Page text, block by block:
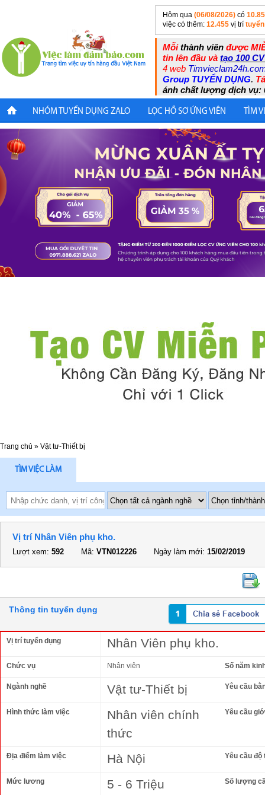
Hôm qua (06/08/2026) có
việc có thêm: 12.455 vị trí
Mỗithành viên được
tin lên đầu và tạo 100
4 web
Group TUYỂN DỤNG.
ánh chất lượng dịch vụ:
NHÓM TUYỂN DỤNG ZALO LỌC HỒ SƠ ỨNG VIÊN TÌM
Trang chủ » Vật tư-Thiết bị
TÌM VIỆC LÀM
Vị trí Nhân Viên phụ kho.
Lượt xem: 592 Mã: VTN012226 Ngày làm mới: 15/02/2019
Thông tin tuyển dụng
Vị trí tuyển dụng Nhân Viên phụ kho.
Chức vụ Nhân viên Số năm
Ngành nghề Vật tư-Thiết bị Yêu cầu
Hình thức làm việc
Nhân viên chính
thức
Yêu cầu
Địa điểm làm việc Hà Nội Yêu cầu độ
Mức lương 5 - 6 Triệu Số lượng